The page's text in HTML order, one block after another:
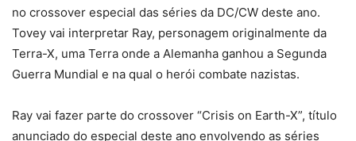
no crossover especial das séries da DC/CW deste ano.
Tovey vai interpretar Ray, personagem originalmente da
Terra-X, uma Terra onde a Alemanha ganhou a Segunda
Guerra Mundial e na qual o herói combate nazistas.
Ray vai fazer parte do crossover “Crisis on Earth-X”, título
anunciado do especial deste ano envolvendo as séries